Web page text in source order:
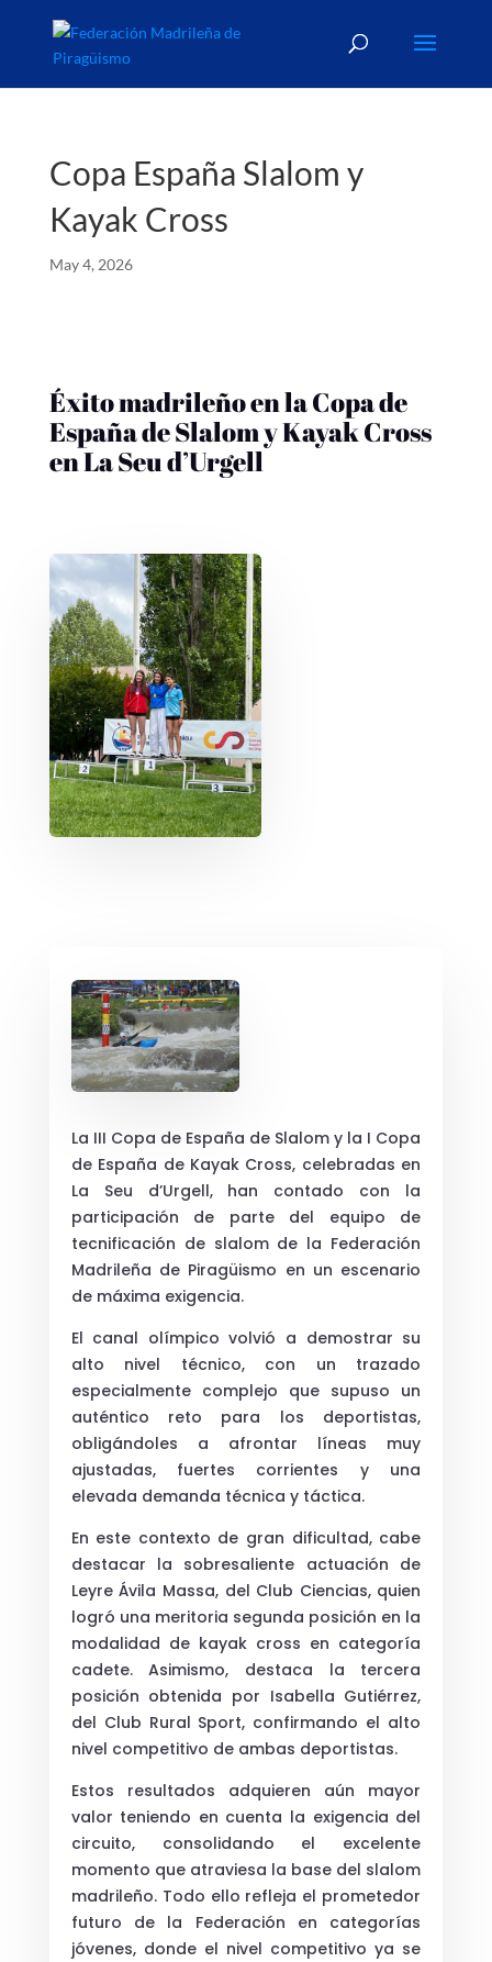
Copa España Slalom y
Kayak Cross
May 4, 2026
Éxito madrileño en la Copa de
España de Slalom y Kayak Cross
en La Seu d’Urgell
La III Copa de España de Slalom y la I Copa
de España de Kayak Cross, celebradas en
La Seu d’Urgell, han contado con la
participación de parte del equipo de
tecnificación de slalom de la Federación
Madrileña de Piragüismo en un escenario
de máxima exigencia.
El canal olímpico volvió a demostrar su
alto nivel técnico, con un trazado
especialmente complejo que supuso un
auténtico reto para los deportistas,
obligándoles a afrontar líneas muy
ajustadas, fuertes corrientes y una
elevada demanda técnica y táctica.
En este contexto de gran dificultad, cabe
destacar la sobresaliente actuación de
Leyre Ávila Massa, del Club Ciencias, quien
logró una meritoria segunda posición en la
modalidad de kayak cross en categoría
cadete. Asimismo, destaca la tercera
posición obtenida por Isabella Gutiérrez,
del Club Rural Sport, confirmando el alto
nivel competitivo de ambas deportistas.
Estos resultados adquieren aún mayor
valor teniendo en cuenta la exigencia del
circuito, consolidando el excelente
momento que atraviesa la base del slalom
madrileño. Todo ello refleja el prometedor
futuro de la Federación en categorías
jóvenes, donde el nivel competitivo ya se